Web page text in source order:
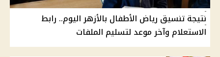
نتيجة تنسيق رياض الأطفال بالأزهر اليوم.. رابط
الاستعلام وآخر موعد لتسليم الملفات